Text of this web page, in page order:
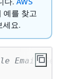
예를 찾고
세요.
Email